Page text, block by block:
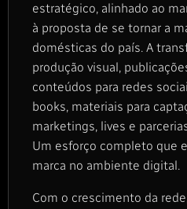
estratégico, alinhado ao
à proposta de se tornar a
domésticas do país. A
produção visual,
conteúdos para redes
books, materiais para
marketings, lives e
Um esforço completo que
marca no ambiente digital.
Com o crescimento da